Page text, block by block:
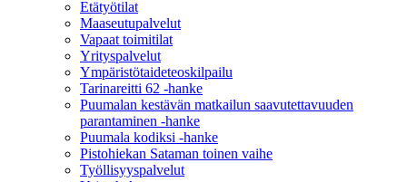
Etätyötilat
Maaseutupalvelut
Vapaat toimitilat
Yrityspalvelut
Ympäristötaideteoskilpailu
Tarinareitti 62 -hanke
Puumalan kestävän matkailun saavutettavuuden
parantaminen -hanke
Puumala kodiksi -hanke
Pistohiekan Sataman toinen vaihe
Työllisyyspalvelut